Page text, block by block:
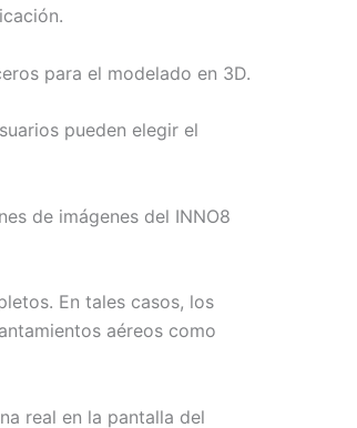
para el modelado en 3D.
pueden elegir el
de imágenes del INNO8
En tales casos, los
aéreos como
real en la pantalla del